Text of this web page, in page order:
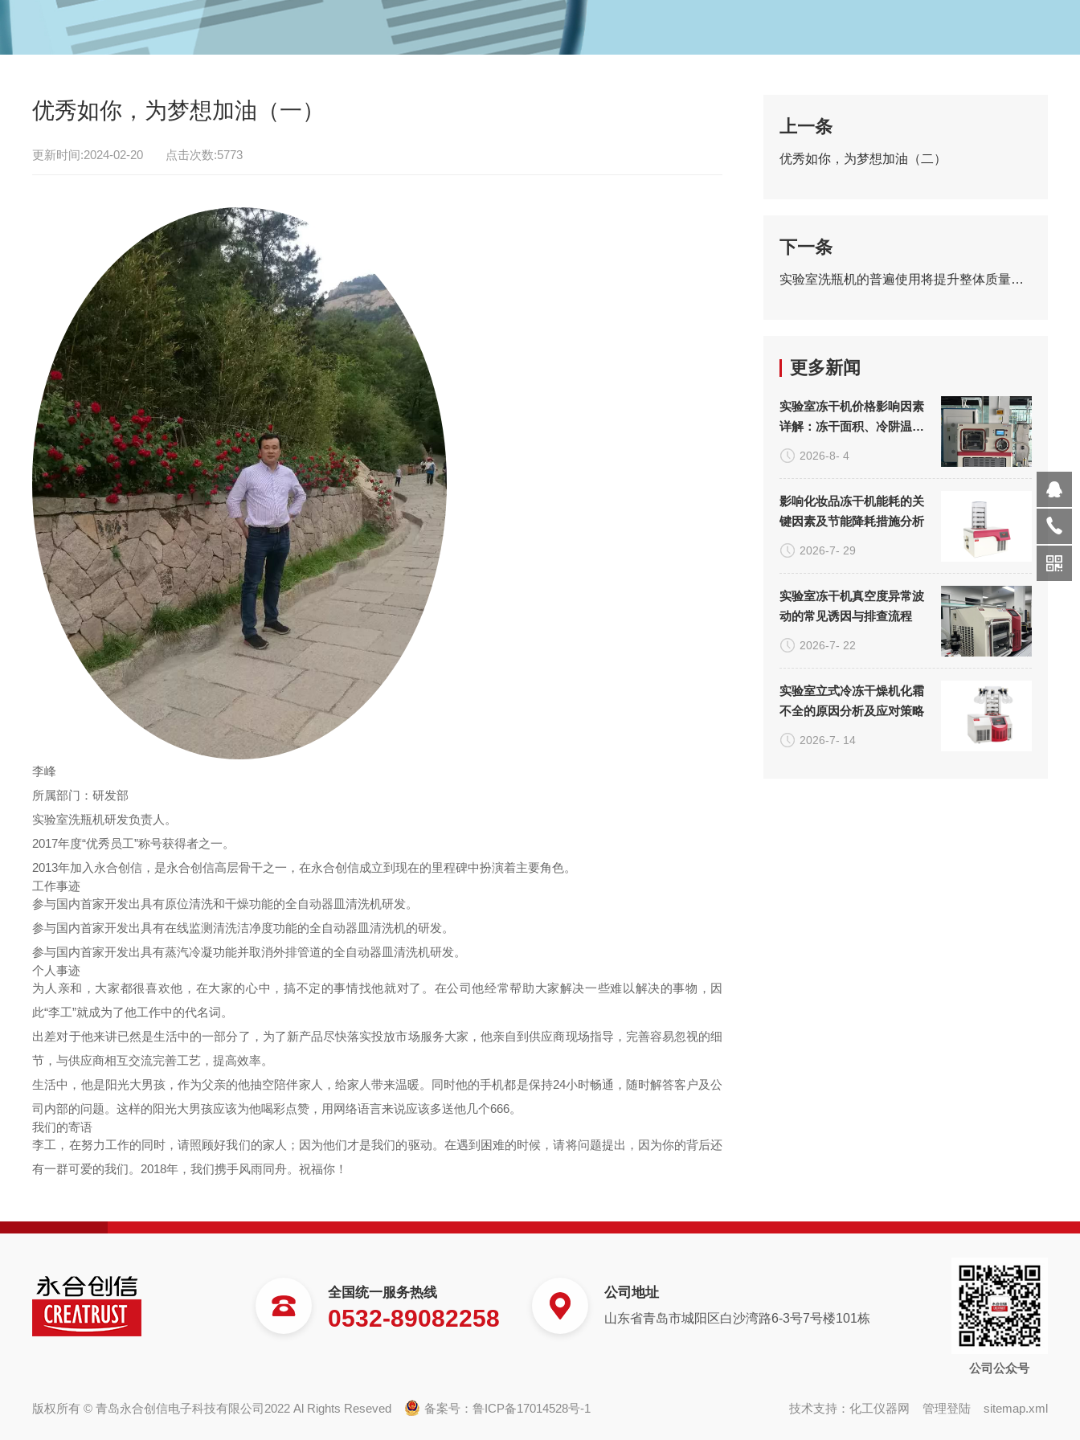
优秀如你，为梦想加油（一）
更新时间:2024-02-20 点击次数:5773
李峰
所属部门：研发部
实验室洗瓶机研发负责人。
2017年度“优秀员工”称号获得者之一。
2013年加入永合创信，是永合创信高层骨干之一，在永合创信成立到现在的里程碑中扮演着主要角色。
工作事迹
参与国内首家开发出具有原位清洗和干燥功能的全自动器皿清洗机研发。
参与国内首家开发出具有在线监测清洗洁净度功能的全自动器皿清洗机的研发。
参与国内首家开发出具有蒸汽冷凝功能并取消外排管道的全自动器皿清洗机研发。
个人事迹
为人亲和，大家都很喜欢他，在大家的心中，搞不定的事情找他就对了。在公司他经常帮助大家解决一些难以解决的事物，因
此“李工”就成为了他工作中的代名词。
出差对于他来讲已然是生活中的一部分了，为了新产品尽快落实投放市场服务大家，他亲自到供应商现场指导，完善容易忽视的细
节，与供应商相互交流完善工艺，提高效率。
生活中，他是阳光大男孩，作为父亲的他抽空陪伴家人，给家人带来温暖。同时他的手机都是保持24小时畅通，随时解答客户及公
司内部的问题。这样的阳光大男孩应该为他喝彩点赞，用网络语言来说应该多送他几个666。
我们的寄语
李工，在努力工作的同时，请照顾好我们的家人；因为他们才是我们的驱动。在遇到困难的时候，请将问题提出，因为你的背后还
有一群可爱的我们。2018年，我们携手风雨同舟。祝福你！
上一条
优秀如你，为梦想加油（二）
下一条
实验室洗瓶机的普遍使用将提升整体质量检测水平
更多新闻
实验室冻干机价格影响因素
详解：冻干面积、冷阱温度
与真空系统的成本构成
2026-8- 4
影响化妆品冻干机能耗的关
键因素及节能降耗措施分析
2026-7- 29
实验室冻干机真空度异常波
动的常见诱因与排查流程
2026-7- 22
实验室立式冷冻干燥机化霜
不全的原因分析及应对策略
2026-7- 14
全国统一服务热线
0532-89082258
公司地址
山东省青岛市城阳区白沙湾路6-3号7号楼101栋
公司公众号
版权所有 © 青岛永合创信电子科技有限公司2022 Al Rights Reseved 备案号：鲁ICP备17014528号-1 技术支持： 化工仪器网 管理登陆 sitemap.xml